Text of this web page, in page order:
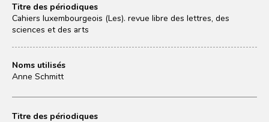
Titre des périodiques
Cahiers luxembourgeois (Les). revue libre des lettres, des
sciences et des arts
Noms utilisés
Anne Schmitt
Titre des périodiques